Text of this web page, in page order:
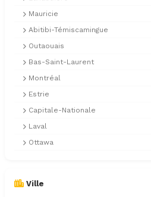
Mauricie
Abitibi-Témiscamingue
Outaouais
Bas-Saint-Laurent
Montréal
Estrie
Capitale-Nationale
Laval
Ottawa
Ville